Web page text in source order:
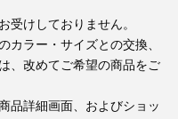
受けしておりません。
カラー・サイズとの交換、
、改めてご希望の商品をご
品詳細画面、およびショッ